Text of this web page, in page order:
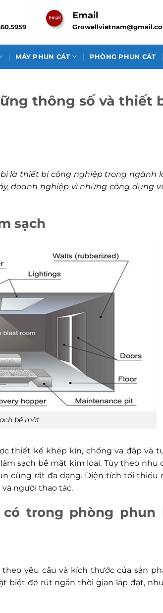
Email
MÁY PHUN CÁT PHÒNG PHUN CÁT
thông số và thiết
là thiết bị công nghiệp trong ngành
doanh nghiệp vì những công dụng
sạch
bề mặt
thiết kế khép kín, chống va đập và
sạch bề mặt kim loại. Tùy theo nhu
cũng rất đa dạng. Diện tích tối thiểu
người thao tác.
trong phòng phun
yêu cầu và kích thước của sản
biệt để rút ngắn thời gian lắp đặt,